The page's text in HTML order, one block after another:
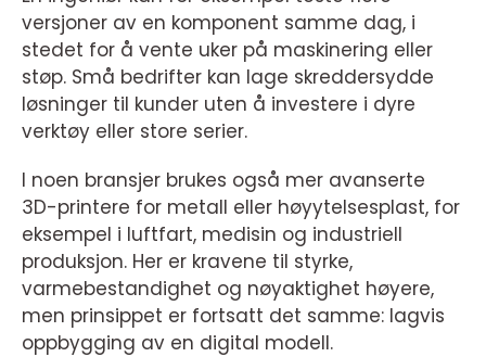
versjoner av en komponent samme dag, i
stedet for å vente uker på maskinering eller
støp. Små bedrifter kan lage skreddersydde
løsninger til kunder uten å investere i dyre
verktøy eller store serier.
I noen bransjer brukes også mer avanserte
3D-printere for metall eller høyytelsesplast, for
eksempel i luftfart, medisin og industriell
produksjon. Her er kravene til styrke,
varmebestandighet og nøyaktighet høyere,
men prinsippet er fortsatt det samme: lagvis
oppbygging av en digital modell.